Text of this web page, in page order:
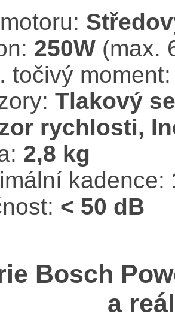
250W (max.
točivý
Tlakový
rychlosti,
2,8 kg
kadence:
< 50 dB
Bosch
a